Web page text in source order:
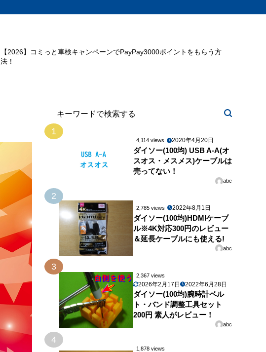
【2026】コミっと車検キャンペーンでPayPay3000ポイントをもらう方
法！
1
4,114 views 2020年4月20日
ダイソー(100均) USB A-A(オ
スオス・メスメス)ケーブルは
売ってない！
abc
2
2,785 views 2022年8月1日
ダイソー(100均)HDMIケーブ
ル※4K対応300円のレビュー
＆延長ケーブルにも使える!
abc
3
2,367 views
2026年2月17日 2022年6月28日
ダイソー(100均)腕時計ベル
ト・バンド調整工具セット
200円 素人がレビュー！
abc
4
1,878 views